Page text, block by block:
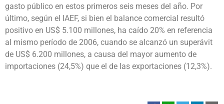
gasto público en estos primeros seis meses del año. Por
último, según el IAEF, si bien el balance comercial resultó
positivo en US$ 5.100 millones, ha caído 20% en referencia
al mismo período de 2006, cuando se alcanzó un superávit
de US$ 6.200 millones, a causa del mayor aumento de
importaciones (24,5%) que el de las exportaciones (12,3%).